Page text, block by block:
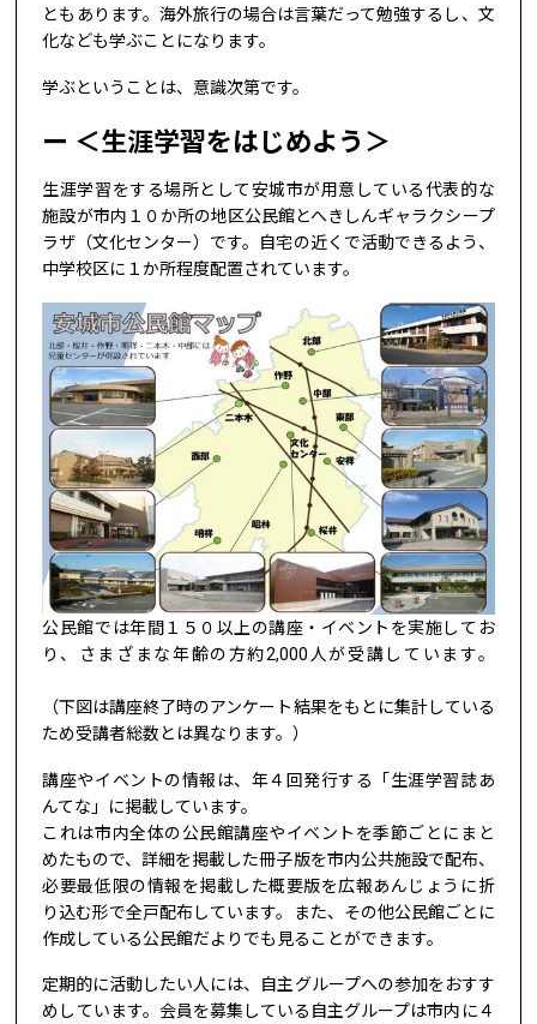
ともあります。海外旅行の場合は言葉だって勉強するし、文
化なども学ぶことになります。
学ぶということは、意識次第です。
＜生涯学習をはじめよう＞
生涯学習をする場所として安城市が用意している代表的な
施設が市内１０か所の地区公民館とへきしんギャラクシープ
ラザ（文化センター）です。自宅の近くで活動できるよう、
中学校区に１か所程度配置されています。
公民館では年間１５０以上の講座・イベントを実施してお
り、さまざまな年齢の方約2,000人が受講しています。
（下図は講座終了時のアンケート結果をもとに集計している
ため受講者総数とは異なります。）
講座やイベントの情報は、年４回発行する「生涯学習誌あ
んてな」に掲載しています。
これは市内全体の公民館講座やイベントを季節ごとにまと
めたもので、詳細を掲載した冊子版を市内公共施設で配布、
必要最低限の情報を掲載した概要版を広報あんじょうに折
り込む形で全戸配布しています。また、その他公民館ごとに
作成している公民館だよりでも見ることができます。
定期的に活動したい人には、自主グループへの参加をおすす
めしています。会員を募集している自主グループは市内に４